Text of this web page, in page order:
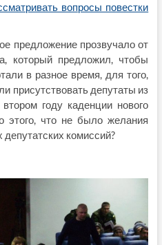
вопросы повестки
предложение прозвучало от
который предложил, чтобы
в разное время, для того,
присутствовать депутаты из
году каденции нового
этого, что не было желания
депутатских комиссий?